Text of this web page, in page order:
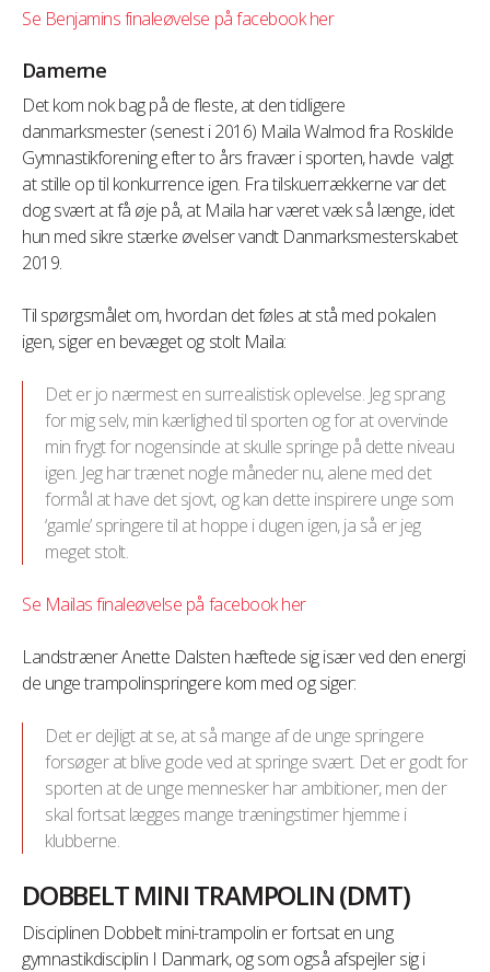
Se Benjamins finaleøvelse på facebook her
Damerne
Det kom nok bag på de fleste, at den tidligere
danmarksmester (senest i 2016) Maila Walmod fra Roskilde
Gymnastikforening efter to års fravær i sporten, havde valgt
at stille op til konkurrence igen. Fra tilskuerrækkerne var det
dog svært at få øje på, at Maila har været væk så længe, idet
hun med sikre stærke øvelser vandt Danmarksmesterskabet
2019.
Til spørgsmålet om, hvordan det føles at stå med pokalen
igen, siger en bevæget og stolt Maila:
Det er jo nærmest en surrealistisk oplevelse. Jeg sprang
for mig selv, min kærlighed til sporten og for at overvinde
min frygt for nogensinde at skulle springe på dette niveau
igen. Jeg har trænet nogle måneder nu, alene med det
formål at have det sjovt, og kan dette inspirere unge som
‘gamle’ springere til at hoppe i dugen igen, ja så er jeg
meget stolt.
Se Mailas finaleøvelse på facebook her
Landstræner Anette Dalsten hæftede sig især ved den energi
de unge trampolinspringere kom med og siger:
Det er dejligt at se, at så mange af de unge springere
forsøger at blive gode ved at springe svært. Det er godt for
sporten at de unge mennesker har ambitioner, men der
skal fortsat lægges mange træningstimer hjemme i
klubberne.
DOBBELT MINI TRAMPOLIN (DMT)
Disciplinen Dobbelt mini-trampolin er fortsat en ung
gymnastikdisciplin I Danmark, og som også afspejler sig i